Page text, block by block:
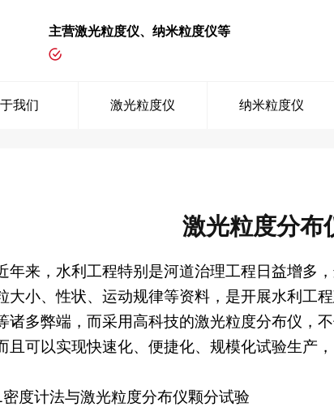
主营激光粒度仪、纳米粒度仪等
我们 激光粒度仪 纳米粒度仪
激光粒度分布
年来，水利工程特别是河道治理工程日益增多
大小、性状、运动规律等资料，是开展水利工
诸多弊端，而采用高科技的激光粒度分布仪，
且可以实现快速化、便捷化、规模化试验生产
密度计法与激光粒度分布仪颗分试验